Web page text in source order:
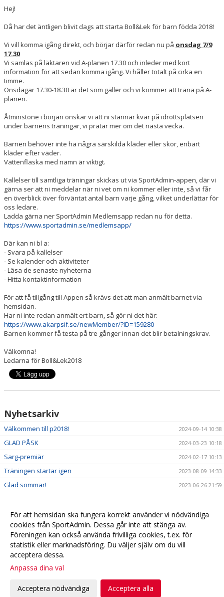
Hej!
Då har det äntligen blivit dags att starta Boll&Lek för barn födda 2018!
Vi vill komma igång direkt, och börjar därför redan nu på onsdag 7/9
17.30
Vi samlas på läktaren vid A-planen 17.30 och inleder med kort
information för att sedan komma igång. Vi håller totalt på cirka en
timme.
Onsdagar 17.30-18.30 är det som gäller och vi kommer att träna på A-
planen.
Åtminstone i början önskar vi att ni stannar kvar på idrottsplatsen
under barnens träningar, vi pratar mer om det nästa vecka.
Barnen behöver inte ha några särskilda kläder eller skor, enbart
kläder efter väder.
Vattenflaska med namn är viktigt.
Kallelser till samtliga träningar skickas ut via SportAdmin-appen, där vi
gärna ser att ni meddelar när ni vet om ni kommer eller inte, så vi får
en överblick över förväntat antal barn varje gång, vilket underlättar för
oss ledare.
Ladda gärna ner SportAdmin Medlemsapp redan nu för detta.
https://www.sportadmin.se/medlemsapp/
Där kan ni bl a:
- Svara på kallelser
- Se kalender och aktiviteter
- Läsa de senaste nyheterna
- Hitta kontaktinformation
För att få tillgång till Appen så krävs det att man anmält barnet via
hemsidan.
Har ni inte redan anmält ert barn, så gör ni det här:
https://www.akarpsif.se/newMember/?ID=159280
Barnen kommer få testa på tre gånger innan det blir betalningskrav.
Välkomna!
Ledarna för Boll&Lek2018
Nyhetsarkiv
Välkommen till p2018! 2024-09-14 10:38
GLAD PÅSK 2024-03-23 10:18
Sarg-premiär 2024-02-17 10:13
Träningen startar igen 2023-08-09 14:33
Glad sommar! 2023-06-26 21:59
Info 2022-10-05 18:57
Välkomna till Boll&Lek för pojkar och flickor födda 2018 2022-09-01 21:35
inställningar
Webbversion
För att hemsidan ska fungera korrekt använder vi nödvändiga
cookies från SportAdmin. Dessa går inte att stänga av.
Föreningen kan också använda frivilliga cookies, t.ex. för
statistik eller marknadsföring. Du väljer själv om du vill
acceptera dessa.
Anpassa dina val
Acceptera nödvändiga Acceptera alla